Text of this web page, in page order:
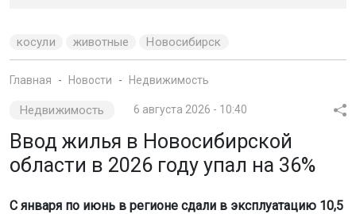
косули животные Новосибирск
Главная Новости Недвижимость
Недвижимость 6 августа 2026 - 10:40
Ввод жилья в Новосибирской
области в 2026 году упал на 36%
С января по июнь в регионе сдали в эксплуатацию 10,5